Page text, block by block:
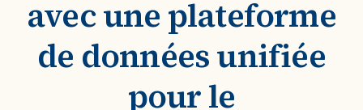
avec une plateforme
de données unifiée
pour le